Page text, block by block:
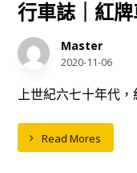
行車誌｜紅
Master
2020-11-06
上世紀六七十年代
Read Mores